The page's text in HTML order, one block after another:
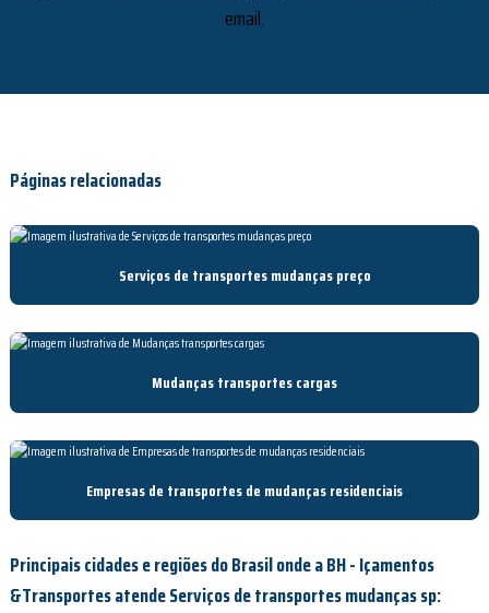
email.
Páginas relacionadas
Serviços de transportes mudanças preço
Mudanças transportes cargas
Empresas de transportes de mudanças residenciais
Principais cidades e regiões do Brasil onde a BH - Içamentos
&Transportes atende Serviços de transportes mudanças sp: